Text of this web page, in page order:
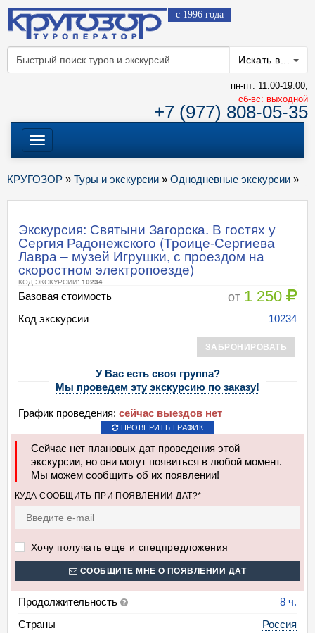
с 1996 года
Искать в...
пн-пт: 11:00-19:00;
cб-вс: выходной
+7 (977) 808-05-35
Меню
КРУГОЗОР » Туры и экскурсии » Однодневные экскурсии »
Экскурсия: Святыни Загорска. В гостях у
Сергия Радонежского (Троице-Сергиева
Лавра – музей Игрушки, с проездом на
скоростном электропоезде)
КОД ЭКСКУРСИИ: 10234
Базовая стоимость от 1 250
Код экскурсии 10234
ЗАБРОНИРОВАТЬ
У Вас есть своя группа?
Мы проведем эту экскурсию по заказу!
График проведения: сейчас выездов нет
ПРОВЕРИТЬ ГРАФИК
Сейчас нет плановых дат проведения этой
экскурсии, но они могут появиться в любой момент.
Мы можем сообщить об их появлении!
КУДА СООБЩИТЬ ПРИ ПОЯВЛЕНИИ ДАТ?*
Хочу получать еще и спецпредложения
СООБЩИТЕ МНЕ О ПОЯВЛЕНИИ ДАТ
Продолжительность
8 ч.
Страны
Россия